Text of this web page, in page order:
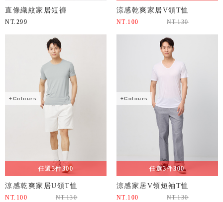
直條織紋家居短褲
NT. 299
涼感乾爽家居V領T恤
NT. 100 NT.130
+Colours
任選3件300
涼感乾爽家居U領T恤
NT. 100 NT.130
+Colours
任選3件300
涼感家居V領短袖T恤
NT. 100 NT.130